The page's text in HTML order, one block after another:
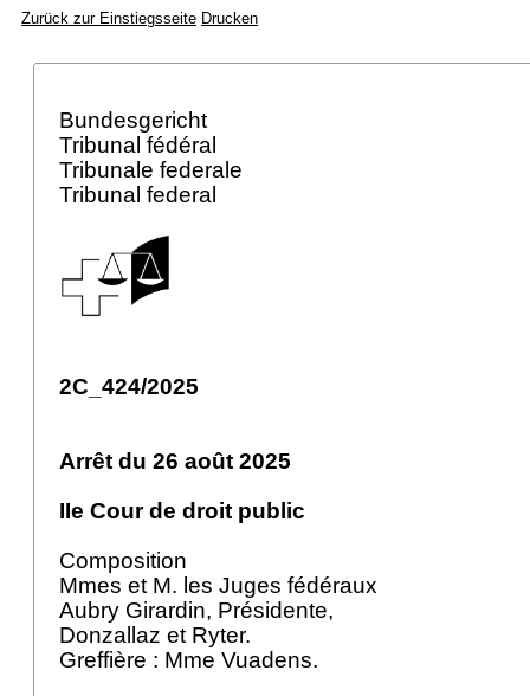
Zurück zur Einstiegsseite Drucken
Bundesgericht
Tribunal fédéral
Tribunale federale
Tribunal federal
2C_424/2025
Arrêt du 26 août 2025
IIe Cour de droit public
Composition
Mmes et M. les Juges fédéraux
Aubry Girardin, Présidente,
Donzallaz et Ryter.
Greffière : Mme Vuadens.